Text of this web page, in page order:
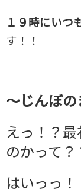
１９時にいつ
す！！
～じんぼ
えっ！？
のかって？
はいっっ！